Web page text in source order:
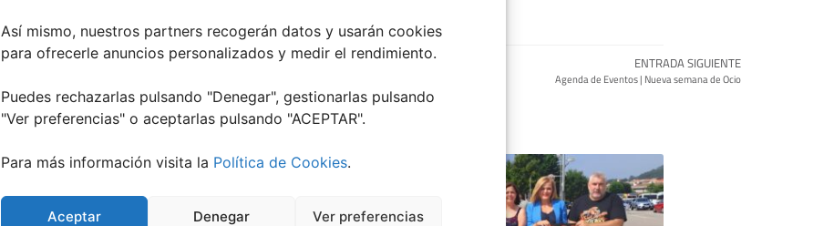
Así mismo, nuestros partners recogerán datos y usarán cookies
para ofrecerle anuncios personalizados y medir el rendimiento.
Puedes rechazarlas pulsando "Denegar", gestionarlas pulsando
"Ver preferencias" o aceptarlas pulsando "ACEPTAR".
Para más información visita la Política de Cookies.
Aceptar Denegar Ver preferencias
ENTRADA SIGUIENTE
Agenda de Eventos | Nueva semana de Ocio